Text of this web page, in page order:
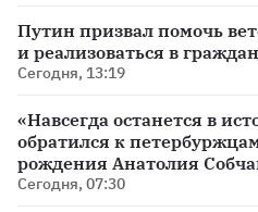
Путин призвал помочь
и реализоваться в
Сегодня, 13:19
«Навсегда останется в
обратился к
рождения Анатолия
Сегодня, 07:30